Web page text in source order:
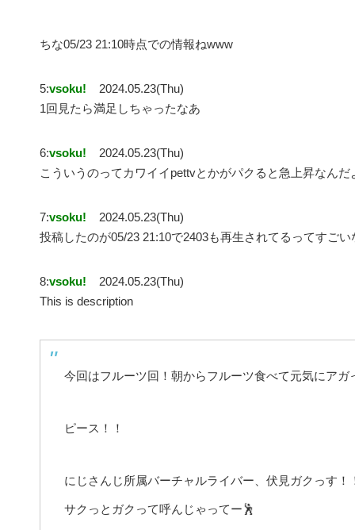
ちな05/23 21:10時点での情報ねwww
5:vsoku!
2024.05.23(Thu)
1回見たら満足しちゃったなあ
6:vsoku!
2024.05.23(Thu)
こういうのってカワイイpettvとかがパクると急上昇なんだ
7:vsoku!
2024.05.23(Thu)
投稿したのが05/23 21:10で2403も再生されてるってすごい
8:vsoku!
2024.05.23(Thu)
This is description
今回はフルーツ回！朝からフルーツ食べて元気にアガ
ピース！！
にじさんじ所属バーチャルライバー、伏見ガクっす！
サクっとガクって呼んじゃってー🕺